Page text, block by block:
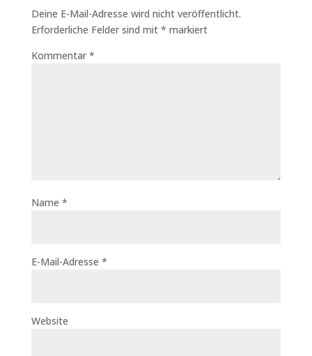
Deine E-Mail-Adresse wird nicht veröffentlicht.
Erforderliche Felder sind mit * markiert
Kommentar *
Name *
E-Mail-Adresse *
Website